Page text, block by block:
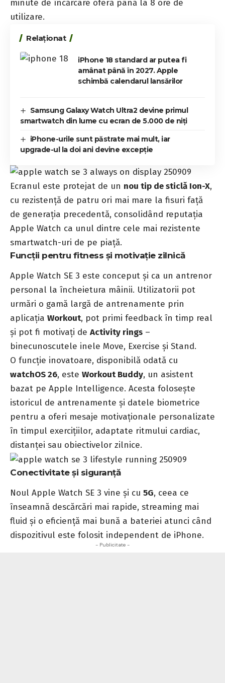
minute de încărcare oferă până la 8 ore de
utilizare.
Relaționat
iPhone 18 standard ar putea fi
amânat până în 2027. Apple
schimbă calendarul lansărilor
Samsung Galaxy Watch Ultra2 devine primul
smartwatch din lume cu ecran de 5.000 de niți
iPhone-urile sunt păstrate mai mult, iar
upgrade-ul la doi ani devine excepție
Ecranul este protejat de un nou tip de sticlă Ion-X,
cu rezistență de patru ori mai mare la fisuri față
de generația precedentă, consolidând reputația
Apple Watch ca unul dintre cele mai rezistente
smartwatch-uri de pe piață.
Funcții pentru fitness și motivație zilnică
Apple Watch SE 3 este conceput și ca un antrenor
personal la încheietura mâinii. Utilizatorii pot
urmări o gamă largă de antrenamente prin
aplicația Workout, pot primi feedback în timp real
și pot fi motivați de Activity rings –
binecunoscutele inele Move, Exercise și Stand.
O funcție inovatoare, disponibilă odată cu
watchOS 26, este Workout Buddy, un asistent
bazat pe Apple Intelligence. Acesta folosește
istoricul de antrenamente și datele biometrice
pentru a oferi mesaje motivaționale personalizate
în timpul exercițiilor, adaptate ritmului cardiac,
distanței sau obiectivelor zilnice.
Conectivitate și siguranță
Noul Apple Watch SE 3 vine și cu 5G, ceea ce
înseamnă descărcări mai rapide, streaming mai
fluid și o eficiență mai bună a bateriei atunci când
dispozitivul este folosit independent de iPhone.
- Publicitate -